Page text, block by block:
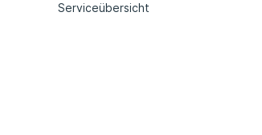
Serviceübersicht